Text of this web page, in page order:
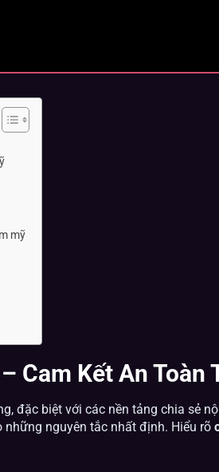
mỹ
Cam Kết An
đặc biệt với các nền tảng chia sẻ
nguyên tắc nhất định. Hiểu rõ